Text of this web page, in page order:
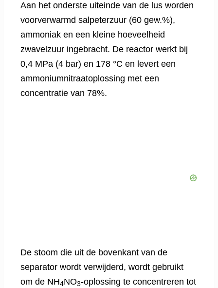
Aan het onderste uiteinde van de lus worden
voorverwarmd salpeterzuur (60 gew.%),
ammoniak en een kleine hoeveelheid
zwavelzuur ingebracht. De reactor werkt bij
0,4 MPa (4 bar) en 178 °C en levert een
ammoniumnitraatoplossing met een
concentratie van 78%.
De stoom die uit de bovenkant van de
separator wordt verwijderd, wordt gebruikt
om de NH4NO3-oplossing te concentreren tot